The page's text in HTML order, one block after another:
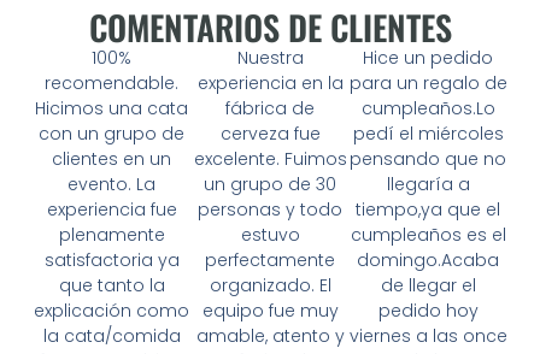
COMENTARIOS DE CLIENTES
100%
recomendable.
Hicimos una cata
con un grupo de
clientes en un
evento. La
experiencia fue
plenamente
satisfactoria ya
que tanto la
explicación como
la cata/comida
Nuestra
experiencia en la
fábrica de
cerveza fue
excelente. Fuimos
un grupo de 30
personas y todo
estuvo
perfectamente
organizado. El
equipo fue muy
amable, atento y
Hice un pedido
para un regalo de
cumpleaños.Lo
pedí el miércoles
pensando que no
llegaría a
tiempo,ya que el
cumpleaños es el
domingo.Acaba
de llegar el
pedido hoy
viernes a las once